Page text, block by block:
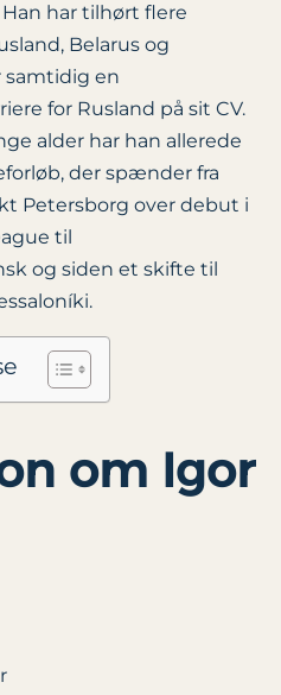
har tilhørt flere
Belarus og
samtidig en
for Rusland på sit CV.
alder har han allerede
der spænder fra
Petersborg over debut i
til
og siden et skifte til
om Igor